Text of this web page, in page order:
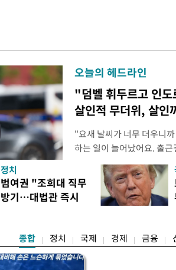
오늘의 헤드라인
"덤벨 휘두르고 인도
살인적 무더위, 살인
"요새 날씨가 너무 더우니
하는 일이 늘어났어요. 출
거나, 누가 길을 막고 서
(40대 직장인 A씨) 유례없
에도 쉽게 짜증을 내거나
있다. 높은 기온과 습도가
정치
범여권 "조희대 직무
방기…대법관 즉시
종합 정치 국제 경제 금융